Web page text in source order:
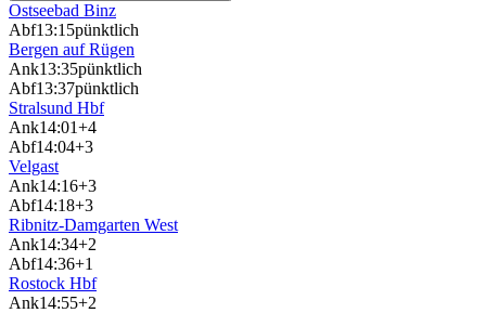
Ostseebad Binz
Abf13:15pünktlich
Bergen auf Rügen
Ank13:35pünktlich
Abf13:37pünktlich
Stralsund Hbf
Ank14:01+4
Abf14:04+3
Velgast
Ank14:16+3
Abf14:18+3
Ribnitz-Damgarten West
Ank14:34+2
Abf14:36+1
Rostock Hbf
Ank14:55+2